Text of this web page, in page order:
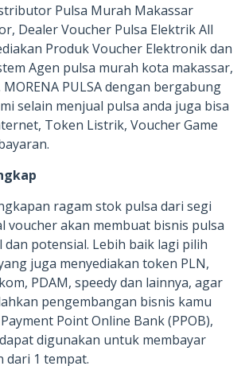
Pulsa Murah Makassar
Dealer Voucher Pulsa Elektrik All
Produk Voucher Elektronik dan
Agen pulsa murah kota makassar,
PULSA dengan bergabung
selain menjual pulsa anda juga bisa
Token Listrik, Voucher Game
ragam stok pulsa dari segi
voucher akan membuat bisnis pulsa
dan potensial. Lebih baik lagi pilih
juga menyediakan token PLN,
PDAM, speedy dan lainnya, agar
pengembangan bisnis kamu
Point Online Bank (PPOB),
digunakan untuk membayar
dari 1 tempat.